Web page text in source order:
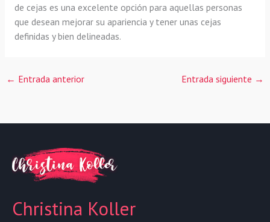
de cejas es una excelente opción para aquellas personas
que desean mejorar su apariencia y tener unas cejas
definidas y bien delineadas.
← Entrada anterior Entrada siguiente →
Christina Koller